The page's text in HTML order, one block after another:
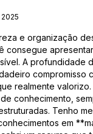
e organização
consegue
A profundidade
compromisso
realmente
conhecimento,
Tenho
em